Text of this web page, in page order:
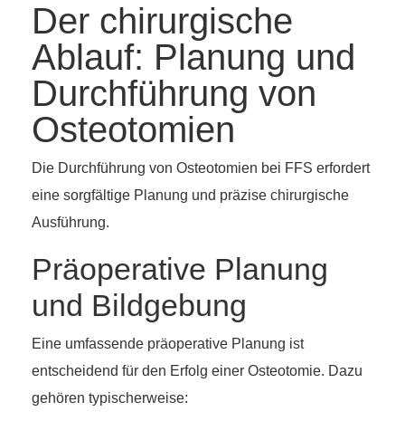
Der chirurgische
Ablauf: Planung und
Durchführung von
Osteotomien
Die Durchführung von Osteotomien bei FFS erfordert
eine sorgfältige Planung und präzise chirurgische
Ausführung.
Präoperative Planung
und Bildgebung
Eine umfassende präoperative Planung ist
entscheidend für den Erfolg einer Osteotomie. Dazu
gehören typischerweise: